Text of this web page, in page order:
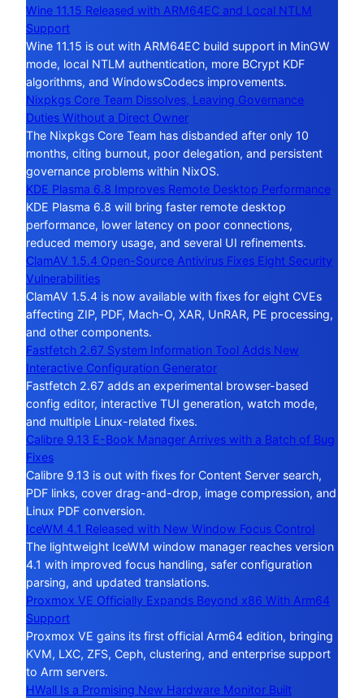
Wine 11.15 Released with ARM64EC and Local NTLM
Support
Wine 11.15 is out with ARM64EC build support in MinGW
mode, local NTLM authentication, more BCrypt KDF
algorithms, and WindowsCodecs improvements.
Nixpkgs Core Team Dissolves, Leaving Governance
Duties Without a Direct Owner
The Nixpkgs Core Team has disbanded after only 10
months, citing burnout, poor delegation, and persistent
governance problems within NixOS.
KDE Plasma 6.8 Improves Remote Desktop Performance
KDE Plasma 6.8 will bring faster remote desktop
performance, lower latency on poor connections,
reduced memory usage, and several UI refinements.
ClamAV 1.5.4 Open-Source Antivirus Fixes Eight Security
Vulnerabilities
ClamAV 1.5.4 is now available with fixes for eight CVEs
affecting ZIP, PDF, Mach-O, XAR, UnRAR, PE processing,
and other components.
Fastfetch 2.67 System Information Tool Adds New
Interactive Configuration Generator
Fastfetch 2.67 adds an experimental browser-based
config editor, interactive TUI generation, watch mode,
and multiple Linux-related fixes.
Calibre 9.13 E-Book Manager Arrives with a Batch of Bug
Fixes
Calibre 9.13 is out with fixes for Content Server search,
PDF links, cover drag-and-drop, image compression, and
Linux PDF conversion.
IceWM 4.1 Released with New Window Focus Control
The lightweight IceWM window manager reaches version
4.1 with improved focus handling, safer configuration
parsing, and updated translations.
Proxmox VE Officially Expands Beyond x86 With Arm64
Support
Proxmox VE gains its first official Arm64 edition, bringing
KVM, LXC, ZFS, Ceph, clustering, and enterprise support
to Arm servers.
HWall Is a Promising New Hardware Monitor Built